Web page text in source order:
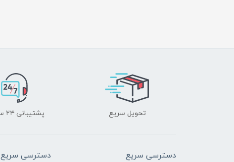
تحویل سریع پشتیبانی ۲۴ ساعته
دسترسی سریع دسترسی سریع